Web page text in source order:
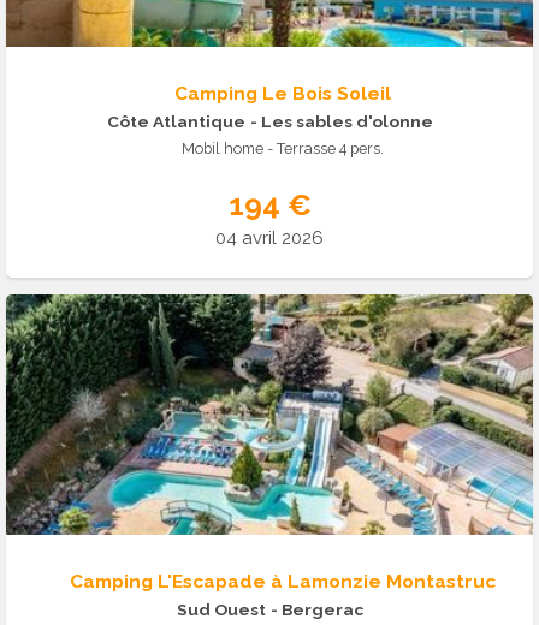
Camping Le Bois Soleil
Côte Atlantique - Les sables d'olonne
Mobil home - Terrasse 4 pers.
194 €
04 avril 2026
Camping L'Escapade à Lamonzie Montastruc
Sud Ouest - Bergerac